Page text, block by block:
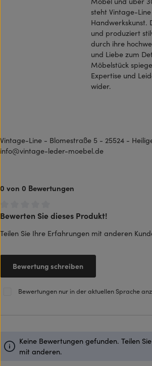
steht Vintage-
Handwerkskunst.
und produziert
durch ihre
und Liebe zum
Möbelstück
Expertise und
wider.
Vintage-Line - Blomestraße 5 - 25524 -
info@vintage-leder-moebel.de
0 von 0 Bewertungen
Durchschnittliche Bewertung von 0 von 5
Bewerten Sie dieses Produkt!
Teilen Sie Ihre Erfahrungen mit anderen
Bewertung schreiben
Bewertungen nur in der aktuellen Sprache
Keine Bewertungen gefunden. Teilen
mit anderen.